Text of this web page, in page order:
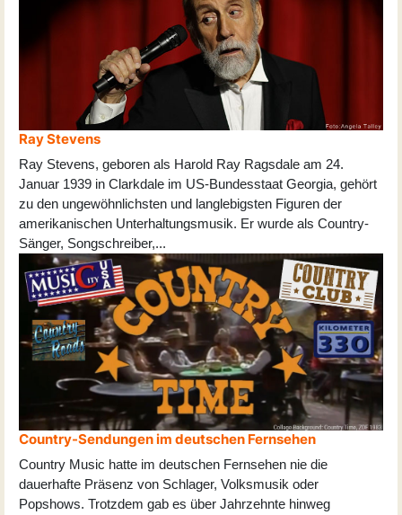
Ray Stevens
Ray Stevens, geboren als Harold Ray Ragsdale am 24.
Januar 1939 in Clarkdale im US-Bundesstaat Georgia, gehört
zu den ungewöhnlichsten und langlebigsten Figuren der
amerikanischen Unterhaltungsmusik. Er wurde als Country-
Sänger, Songschreiber,...
Country-Sendungen im deutschen Fernsehen
Country Music hatte im deutschen Fernsehen nie die
dauerhafte Präsenz von Schlager, Volksmusik oder
Popshows. Trotzdem gab es über Jahrzehnte hinweg